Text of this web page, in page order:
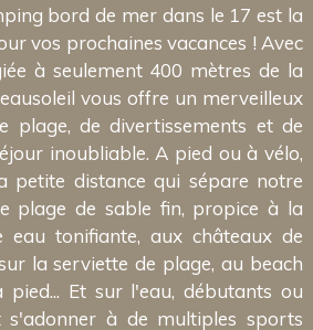
bord de mer dans le 17 est la
vos prochaines vacances ! Avec
à seulement 400 mètres de la
vous offre un merveilleux
plage, de divertissements et de
inoubliable. A pied ou à vélo,
petite distance qui sépare notre
plage de sable fin, propice à la
eau tonifiante, aux châteaux de
la serviette de plage, au beach
pied... Et sur l'eau, débutants ou
s'adonner à de multiples sports